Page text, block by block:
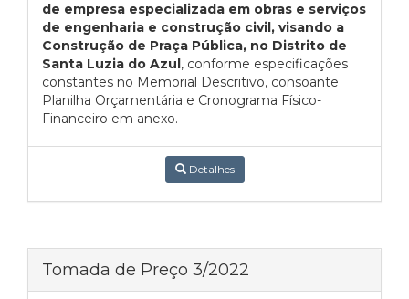
de empresa especializada em obras e serviços
de engenharia e construção civil, visando a
Construção de Praça Pública, no Distrito de
Santa Luzia do Azul, conforme especificações
constantes no Memorial Descritivo, consoante
Planilha Orçamentária e Cronograma Físico-
Financeiro em anexo.
Detalhes
Tomada de Preço 3/2022